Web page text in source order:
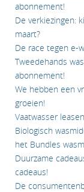
abonnement!
De verkiezingen:
maart?
De race tegen e-
Tweedehands
abonnement!
We hebben een
groeien!
Vaatwasser
Biologisch
het Bundles
Duurzame
cadeaus!
De